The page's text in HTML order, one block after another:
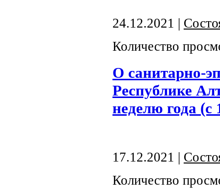
24.12.2021 |
Количество
О санитарно-
Республике
неделю года (с
17.12.2021 |
Количество